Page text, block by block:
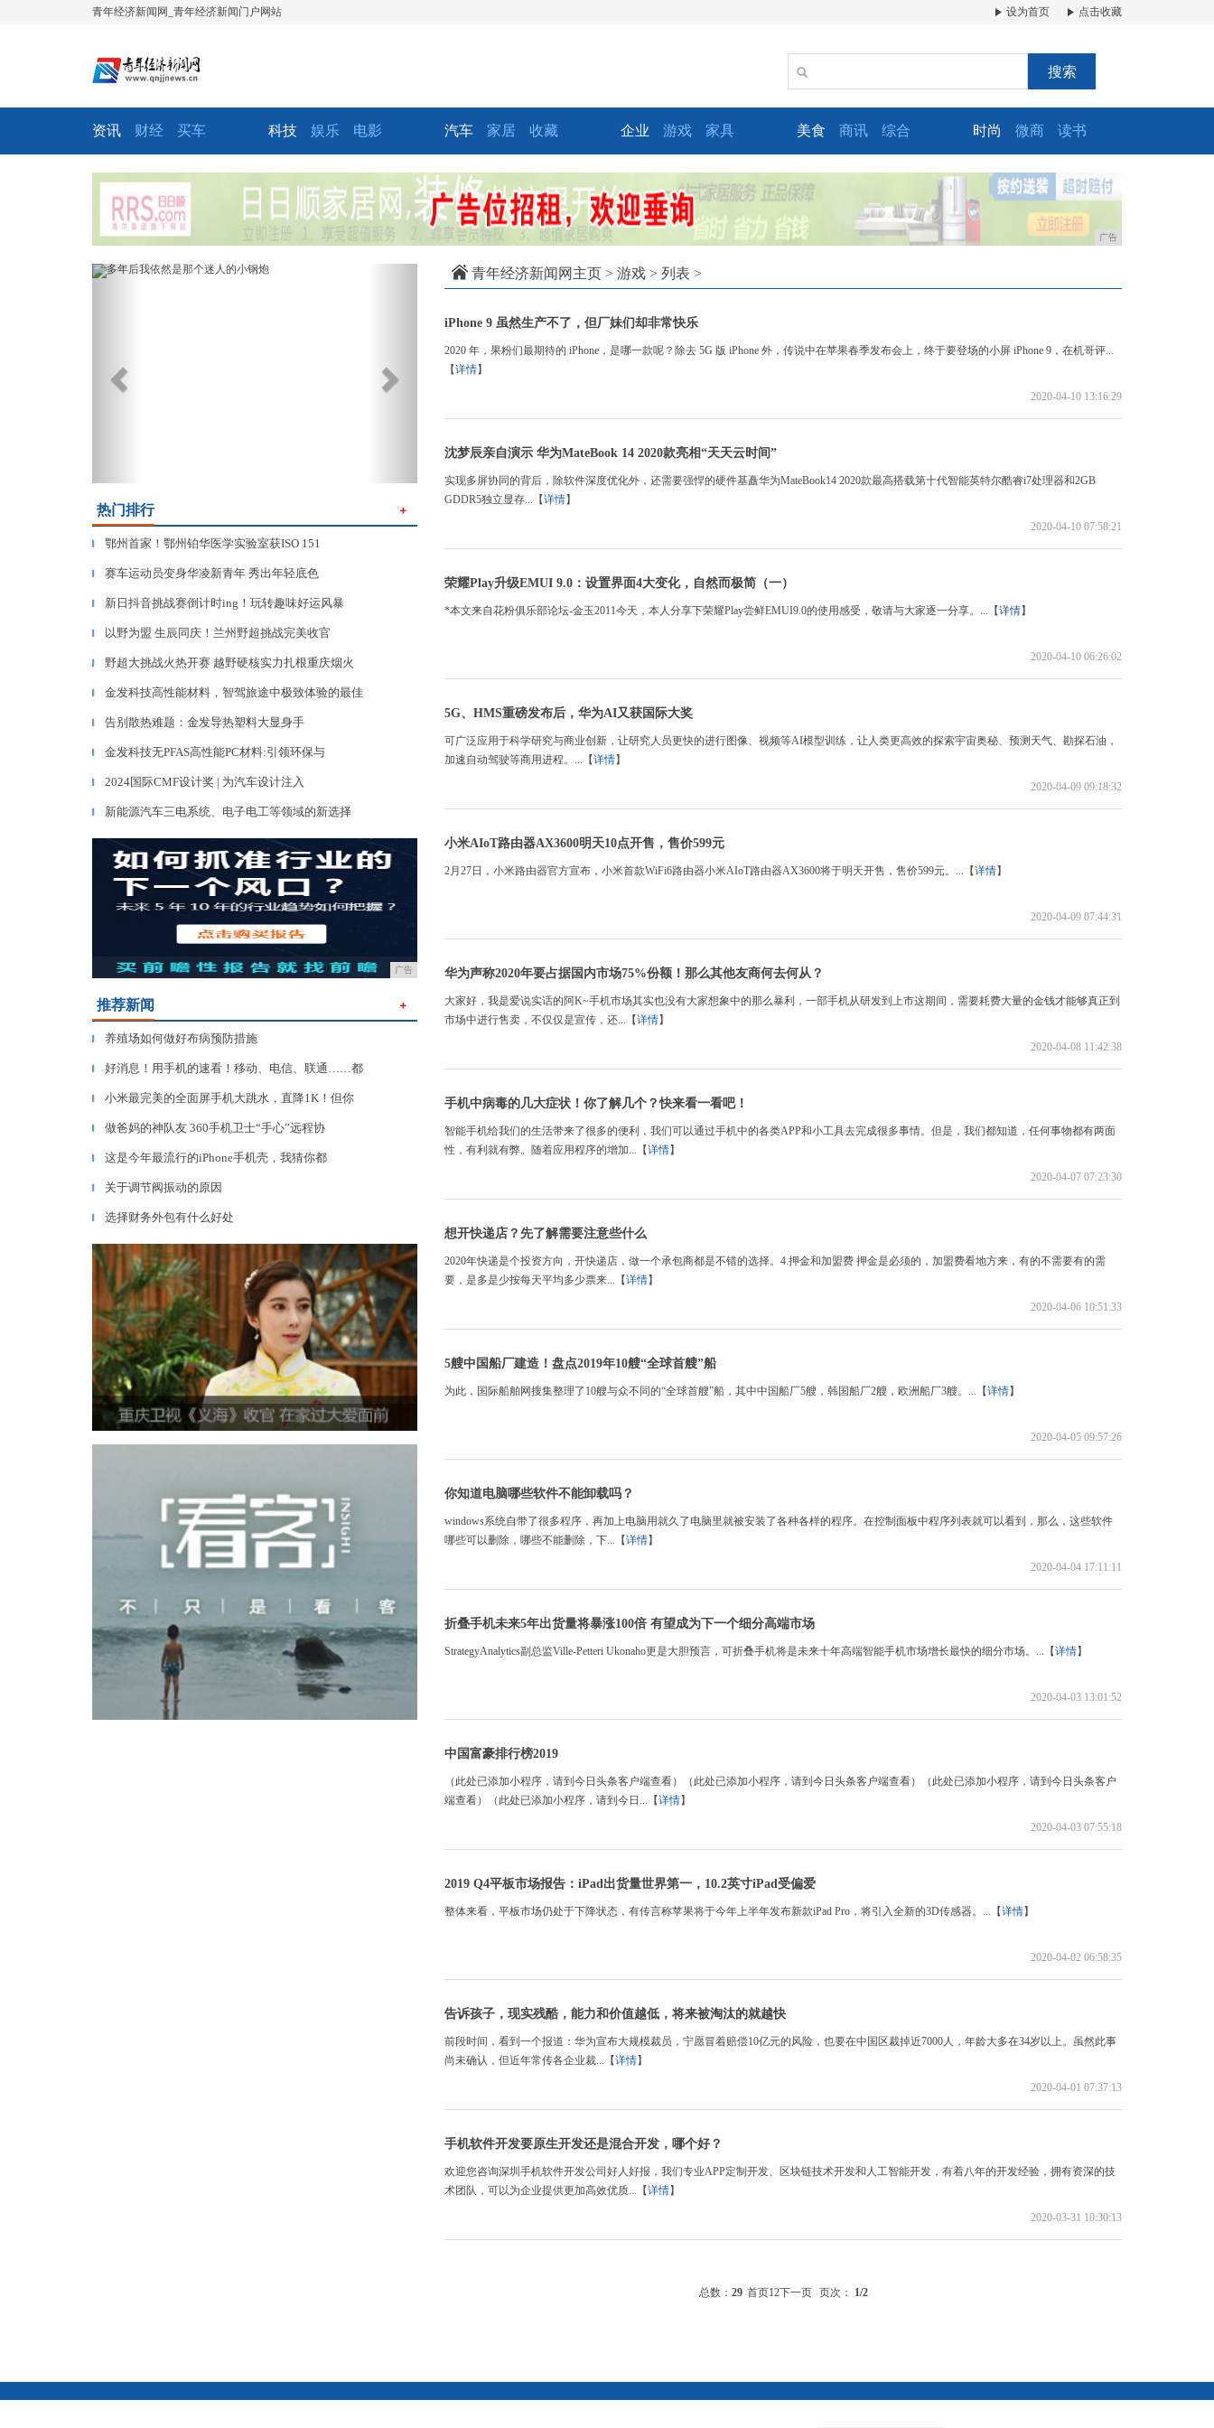
青年经济新闻网_青年经济新闻门户网站 设为首页 点击收藏
搜索
资讯 财经 买车 科技 娱乐 电影 汽车 家居 收藏 企业 游戏 家具 美食 商讯 综合 时尚 微商 读书
广告
Previous
热门排行 ＋
▎ 鄂州首家！鄂州铂华医学实验室获ISO 151
▎ 赛车运动员变身华凌新青年 秀出年轻底色
▎ 新日抖音挑战赛倒计时ing！玩转趣味好运风暴
▎ 以野为盟 生辰同庆！兰州野超挑战完美收官
▎ 野超大挑战火热开赛 越野硬核实力扎根重庆烟火
▎ 金发科技高性能材料，智驾旅途中极致体验的最佳
▎ 告别散热难题：金发导热塑料大显身手
▎ 金发科技无PFAS高性能PC材料:引领环保与
▎ 2024国际CMF设计奖 | 为汽车设计注入
▎ 新能源汽车三电系统、电子电工等领域的新选择
广告
推荐新闻 ＋
▎ 养殖场如何做好布病预防措施
▎ 好消息！用手机的速看！移动、电信、联通……都
▎ 小米最完美的全面屏手机大跳水，直降1K！但你
▎ 做爸妈的神队友 360手机卫士“手心”远程协
▎ 这是今年最流行的iPhone手机壳，我猜你都
▎ 关于调节阀振动的原因
▎ 选择财务外包有什么好处
青年经济新闻网主页 > 游戏 > 列表 >
iPhone 9 虽然生产不了，但厂妹们却非常快乐
2020 年，果粉们最期待的 iPhone，是哪一款呢？除去 5G 版 iPhone 外，传说中在苹果春季发布会上，终于要登场的小屏 iPhone 9，在机哥评...
【详情】
2020-04-10 13:16:29
沈梦辰亲自演示 华为MateBook 14 2020款亮相“天天云时间”
实现多屏协同的背后，除软件深度优化外，还需要强悍的硬件基矗华为MateBook14 2020款最高搭载第十代智能英特尔酷睿i7处理器和2GB
GDDR5独立显存...【详情】
2020-04-10 07:58:21
荣耀Play升级EMUI 9.0：设置界面4大变化，自然而极简（一）
*本文来自花粉俱乐部论坛-金玉2011今天，本人分享下荣耀Play尝鲜EMUI9.0的使用感受，敬请与大家逐一分享。...【详情】
2020-04-10 06:26:02
5G、HMS重磅发布后，华为AI又获国际大奖
可广泛应用于科学研究与商业创新，让研究人员更快的进行图像、视频等AI模型训练，让人类更高效的探索宇宙奥秘、预测天气、勘探石油，
加速自动驾驶等商用进程。...【详情】
2020-04-09 09:18:32
小米AIoT路由器AX3600明天10点开售，售价599元
2月27日，小米路由器官方宣布，小米首款WiFi6路由器小米AIoT路由器AX3600将于明天开售，售价599元。...【详情】
2020-04-09 07:44:31
华为声称2020年要占据国内市场75%份额！那么其他友商何去何从？
​大家好，我是爱说实话的阿K~手机市场其实也没有大家想象中的那么暴利，一部手机从研发到上市这期间，需要耗费大量的金钱才能够真正到
市场中进行售卖，不仅仅是宣传，还...【详情】
2020-04-08 11:42:38
手机中病毒的几大症状！你了解几个？快来看一看吧！
智能手机给我们的生活带来了很多的便利，我们可以通过手机中的各类APP和小工具去完成很多事情。但是，我们都知道，任何事物都有两面
性，有利就有弊。随着应用程序的增加...【详情】
2020-04-07 07:23:30
想开快递店？先了解需要注意些什么
2020年快递是个投资方向，开快递店，做一个承包商都是不错的选择。4.押金和加盟费 押金是必须的，加盟费看地方来，有的不需要有的需
要，是多是少按每天平均多少票来...【详情】
2020-04-06 10:51:33
5艘中国船厂建造！盘点2019年10艘“全球首艘”船
为此，国际船舶网搜集整理了10艘与众不同的“全球首艘”船，其中中国船厂5艘，韩国船厂2艘，欧洲船厂3艘。...【详情】
2020-04-05 09:57:26
你知道电脑哪些软件不能卸载吗？
windows系统自带了很多程序，再加上电脑用就久了电脑里就被安装了各种各样的程序。在控制面板中程序列表就可以看到，那么，这些软件
哪些可以删除，哪些不能删除，下...【详情】
2020-04-04 17:11:11
折叠手机未来5年出货量将暴涨100倍 有望成为下一个细分高端市场
StrategyAnalytics副总监Ville-Petteri Ukonaho更是大胆预言，可折叠手机将是未来十年高端智能手机市场增长最快的细分市场。...【详情】
2020-04-03 13:01:52
中国富豪排行榜2019
（此处已添加小程序，请到今日头条客户端查看）（此处已添加小程序，请到今日头条客户端查看）（此处已添加小程序，请到今日头条客户
端查看）（此处已添加小程序，请到今日...【详情】
2020-04-03 07:55:18
2019 Q4平板市场报告：iPad出货量世界第一，10.2英寸iPad受偏爱
整体来看，平板市场仍处于下降状态，有传言称苹果将于今年上半年发布新款iPad Pro，将引入全新的3D传感器。...【详情】
2020-04-02 06:58:35
告诉孩子，现实残酷，能力和价值越低，将来被淘汰的就越快
前段时间，看到一个报道：华为宣布大规模裁员，宁愿冒着赔偿10亿元的风险，也要在中国区裁掉近7000人，年龄大多在34岁以上。虽然此事
尚未确认，但近年常传各企业裁...【详情】
2020-04-01 07:37:13
手机软件开发要原生开发还是混合开发，哪个好？
欢迎您咨询深圳手机软件开发公司好人好报，我们专业APP定制开发、区块链技术开发和人工智能开发，有着八年的开发经验，拥有资深的技
术团队，可以为企业提供更加高效优质...【详情】
2020-03-31 10:30:13
总数： 29 首页12下一页 页次： 1/2